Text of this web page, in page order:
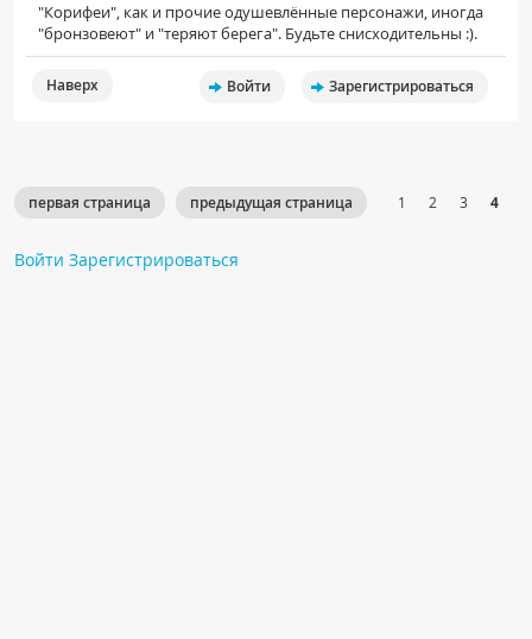
"Корифеи", как и прочие одушевлённые персонажи, иногда
"бронзовеют" и "теряют берега". Будьте снисходительны :).
Наверх Войти Зарегистрироваться
первая страница предыдущая страница 1 2 3 4
Войти Зарегистрироваться